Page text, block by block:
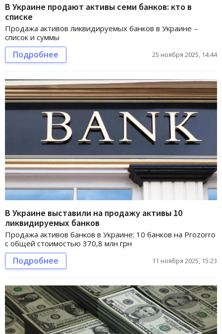
В Украине продают активы семи банков: кто в
списке
Продажа активов ликвидируемых банков в Украине –
список и суммы
Подробнее 25 ноября 2025, 14:44
В Украине выставили на продажу активы 10
ликвидируемых банков
Продажа активов банков в Украине: 10 банков на Prozorro
с общей стоимостью 370,8 млн грн
Подробнее 11 ноября 2025, 15:23